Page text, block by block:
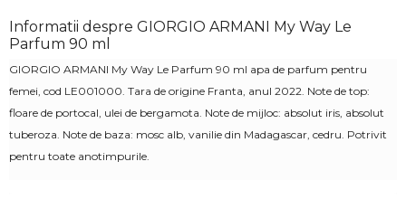
Informatii despre GIORGIO ARMANI My Way Le
Parfum 90 ml
GIORGIO ARMANI My Way Le Parfum 90 ml apa de parfum pentru
femei, cod LE001000. Tara de origine Franta, anul 2022. Note de top:
floare de portocal, ulei de bergamota. Note de mijloc: absolut iris, absolut
tuberoza. Note de baza: mosc alb, vanilie din Madagascar, cedru. Potrivit
pentru toate anotimpurile.